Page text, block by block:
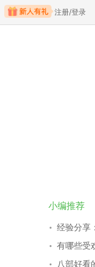
注册/登录
小编推荐
经验分享
有哪些受
八部好看